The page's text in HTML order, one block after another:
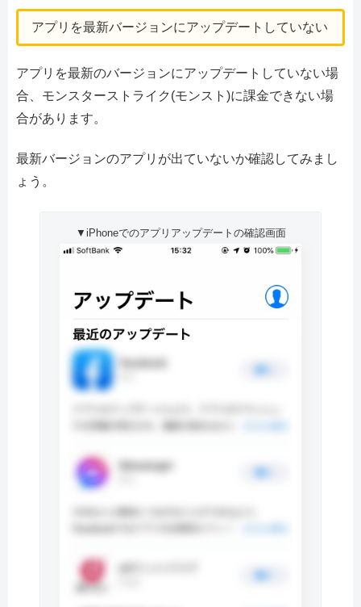
アプリを最新バージョンにアップデートしていない
アプリを最新のバージョンにアップデートしていない場
合、モンスターストライク(モンスト)に課金できない場
合があります。
最新バージョンのアプリが出ていないか確認してみまし
ょう。
▼iPhoneでのアプリアップデートの確認画面